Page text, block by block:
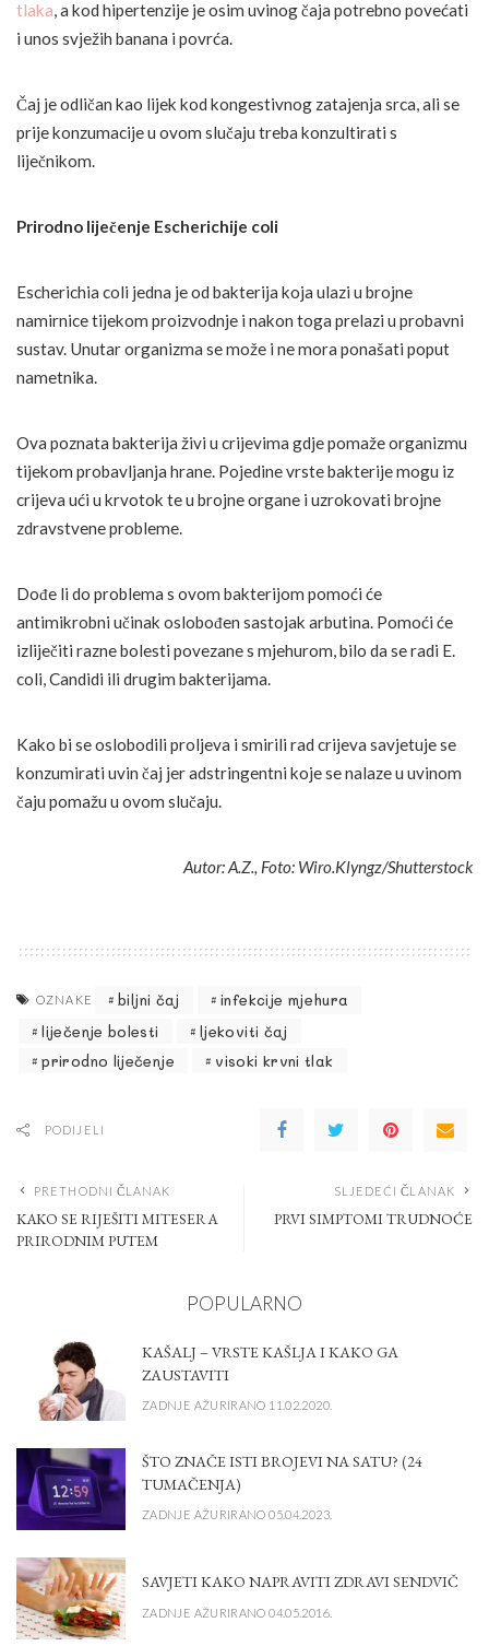
tlaka, a kod hipertenzije je osim uvinog čaja potrebno povećati
i unos svježih banana i povrća.
Čaj je odličan kao lijek kod kongestivnog zatajenja srca, ali se
prije konzumacije u ovom slučaju treba konzultirati s
liječnikom.
Prirodno liječenje Escherichije coli
Escherichia coli jedna je od bakterija koja ulazi u brojne
namirnice tijekom proizvodnje i nakon toga prelazi u probavni
sustav. Unutar organizma se može i ne mora ponašati poput
nametnika.
Ova poznata bakterija živi u crijevima gdje pomaže organizmu
tijekom probavljanja hrane. Pojedine vrste bakterije mogu iz
crijeva ući u krvotok te u brojne organe i uzrokovati brojne
zdravstvene probleme.
Dođe li do problema s ovom bakterijom pomoći će
antimikrobni učinak oslobođen sastojak arbutina. Pomoći će
izliječiti razne bolesti povezane s mjehurom, bilo da se radi E.
coli, Candidi ili drugim bakterijama.
Kako bi se oslobodili proljeva i smirili rad crijeva savjetuje se
konzumirati uvin čaj jer adstringentni koje se nalaze u uvinom
čaju pomažu u ovom slučaju.
Autor: A.Z., Foto: Wiro.Klyngz/Shutterstock
OZNAKE biljni čaj
infekcije mjehura
liječenje bolesti
ljekoviti čaj
prirodno liječenje
visoki krvni tlak
PODIJELI
PRETHODNI ČLANAK
KAKO SE RIJEŠITI MITESERA
PRIRODNIM PUTEM
SLJEDEĆI ČLANAK
PRVI SIMPTOMI TRUDNOĆE
POPULARNO
KAŠALJ – VRSTE KAŠLJA I KAKO GA
ZAUSTAVITI
ZADNJE AŽURIRANO 11.02.2020.
ŠTO ZNAČE ISTI BROJEVI NA SATU? (24
TUMAČENJA)
ZADNJE AŽURIRANO 05.04.2023.
SAVJETI KAKO NAPRAVITI ZDRAVI SENDVIČ
ZADNJE AŽURIRANO 04.05.2016.